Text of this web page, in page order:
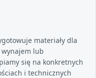
materiały dla
lub
się na konkretnych
i technicznych